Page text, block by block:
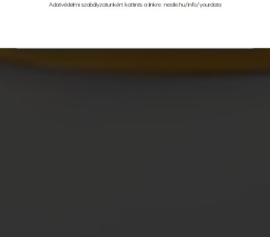
Adatvédelmi szabályzatunkért kattints a linkre: nestle.hu/info/yourdata